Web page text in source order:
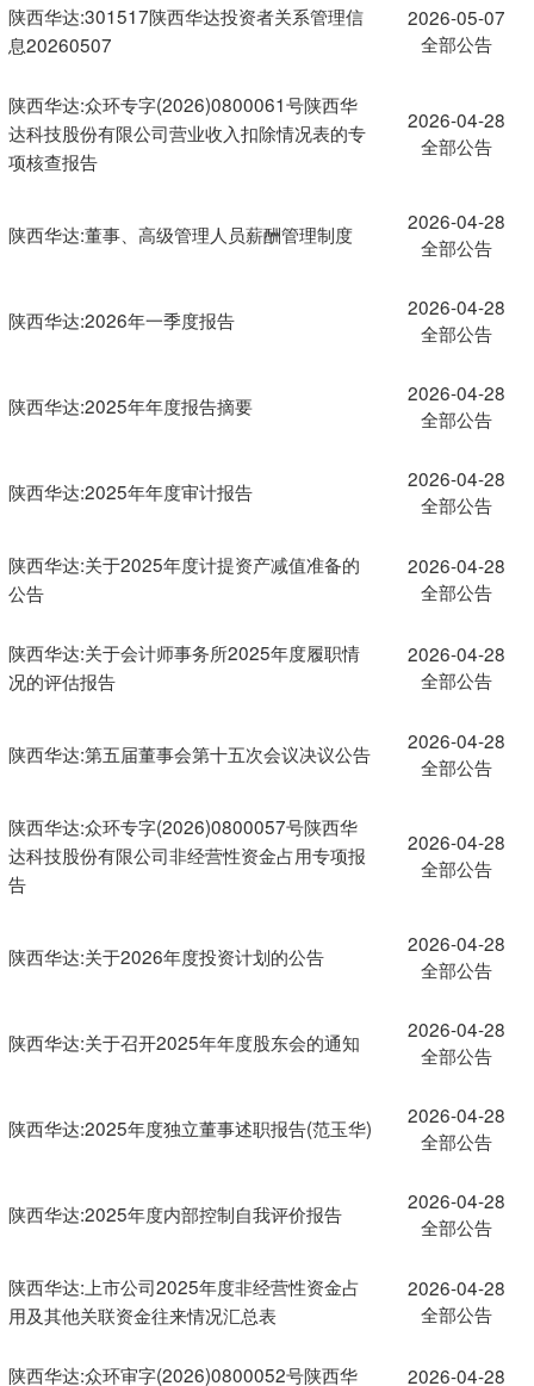
陕西华达:301517陕西华达投资者关系管理信
息20260507
2026-05-07
全部公告
陕西华达:众环专字(2026)0800061号陕西华
达科技股份有限公司营业收入扣除情况表的专
项核查报告
2026-04-28
全部公告
陕西华达:董事、高级管理人员薪酬管理制度
2026-04-28
全部公告
陕西华达:2026年一季度报告
2026-04-28
全部公告
陕西华达:2025年年度报告摘要
2026-04-28
全部公告
陕西华达:2025年年度审计报告
2026-04-28
全部公告
陕西华达:关于2025年度计提资产减值准备的
公告
2026-04-28
全部公告
陕西华达:关于会计师事务所2025年度履职情
况的评估报告
2026-04-28
全部公告
陕西华达:第五届董事会第十五次会议决议公告
2026-04-28
全部公告
陕西华达:众环专字(2026)0800057号陕西华
达科技股份有限公司非经营性资金占用专项报
告
2026-04-28
全部公告
陕西华达:关于2026年度投资计划的公告
2026-04-28
全部公告
陕西华达:关于召开2025年年度股东会的通知
2026-04-28
全部公告
陕西华达:2025年度独立董事述职报告(范玉华)
2026-04-28
全部公告
陕西华达:2025年度内部控制自我评价报告
2026-04-28
全部公告
陕西华达:上市公司2025年度非经营性资金占
用及其他关联资金往来情况汇总表
2026-04-28
全部公告
陕西华达:众环审字(2026)0800052号陕西华
2026-04-28